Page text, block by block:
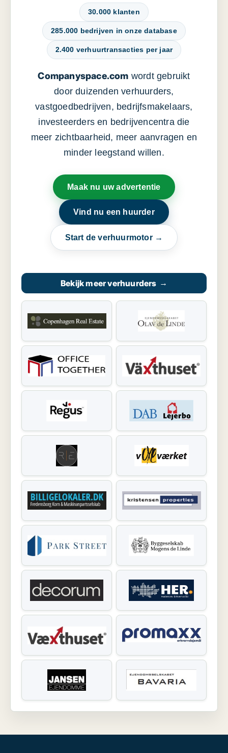
30.000 klanten
285.000 bedrijven in onze database
2.400 verhuurtransacties per jaar
Companyspace.com wordt gebruikt
door duizenden verhuurders,
vastgoedbedrijven, bedrijfsmakelaars,
investeerders en bedrijvencentra die
meer zichtbaarheid, meer aanvragen en
minder leegstand willen.
Maak nu uw advertentie
Vind nu een huurder
Start de verhuurmotor →
Bekijk meer verhuurders →